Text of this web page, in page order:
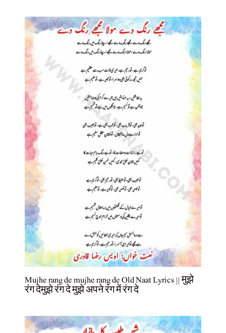
Mujhe rang de mujhe rang de Old Naat Lyrics || मुझे
रंग देमुझे रंग दे मुझे अपने रंग में रंग दे